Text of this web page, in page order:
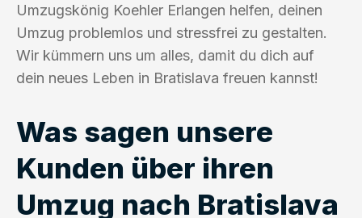
Umzugskönig Koehler Erlangen helfen, deinen
Umzug problemlos und stressfrei zu gestalten.
Wir kümmern uns um alles, damit du dich auf
dein neues Leben in Bratislava freuen kannst!
Was sagen unsere
Kunden über ihren
Umzug nach Bratislava